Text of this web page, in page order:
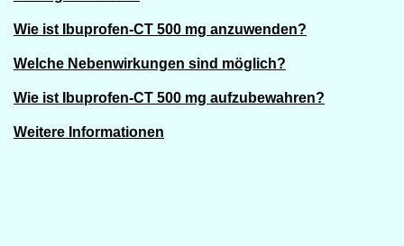
Wie ist Ibuprofen-CT 500 mg anzuwenden?
Welche Nebenwirkungen sind möglich?
Wie ist Ibuprofen-CT 500 mg aufzubewahren?
Weitere Informationen